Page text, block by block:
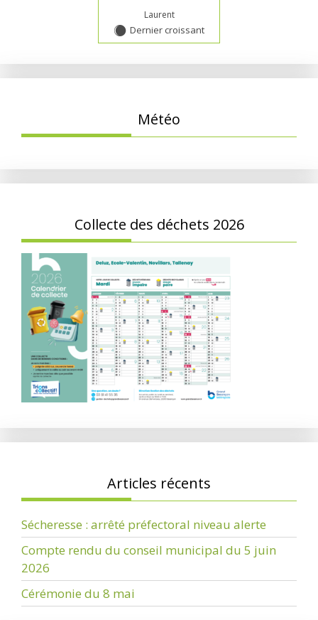
Laurent
Y Dernier croissant
Météo
Collecte des déchets 2026
Articles récents
Sécheresse : arrêté préfectoral niveau alerte
Compte rendu du conseil municipal du 5 juin
2026
Cérémonie du 8 mai